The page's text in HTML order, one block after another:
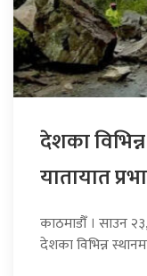
देशका
यातायात
काठमाडौँ । साउन
देशका विभिन्न